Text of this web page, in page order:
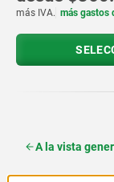
más IVA. más gastos
A la vista